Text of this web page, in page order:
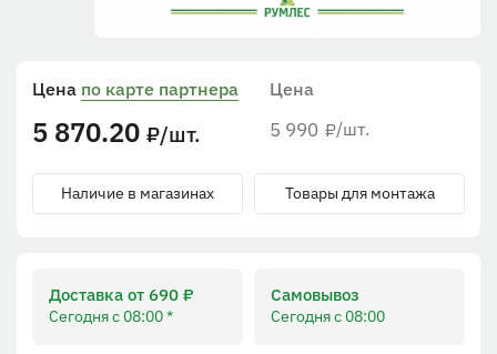
Цена
5 990 ₽/шт.
Цена по карте партнера
5 870.20 ₽/шт.
Наличие в магазинах Товары для монтажа
Доставка от 690 ₽
Сегодня с 08:00 *
Самовывоз
Сегодня с 08:00